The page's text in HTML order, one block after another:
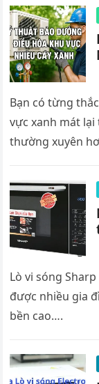
Bạn có từng
vực xanh mát
thường xuyên
Lò vi sóng
được nhiều gia
bền cao….